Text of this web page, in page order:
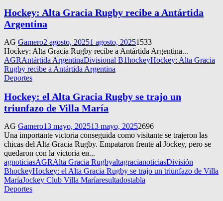
Hockey: Alta Gracia Rugby recibe a Antártida
Argentina
AG Gamero2 agosto, 20251 agosto, 20251533
Hockey: Alta Gracia Rugby recibe a Antártida Argentina...
AGRAntártida ArgentinaDivisional B1hockeyHockey: Alta Gracia
Rugby recibe a Antártida Argentina
Deportes
Hockey: el Alta Gracia Rugby se trajo un
triunfazo de Villa María
AG Gamero13 mayo, 202513 mayo, 20252696
Una importante victoria conseguida como visitante se trajeron las
chicas del Alta Gracia Rugby. Empataron frente al Jockey, pero se
quedaron con la victoria en...
agnoticiasAGRAlta Gracia RugbyaltagracianoticiasDivisión
BhockeyHockey: el Alta Gracia Rugby se trajo un triunfazo de Villa
MaríaJockey Club Villa Maríaresultadostabla
Deportes